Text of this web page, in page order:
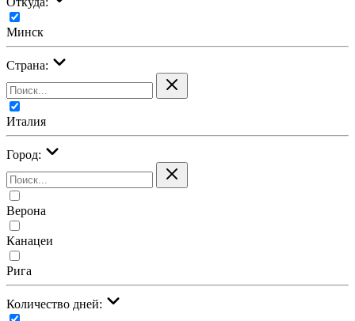
Минск
Страна:
Италия
Город:
Верона
Канацеи
Рига
Количество дней: